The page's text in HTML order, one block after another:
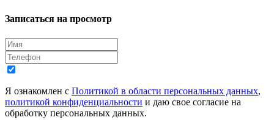
Записаться на просмотр
Я ознакомлен с Политикой в области персональных данных,
политикой конфиденциальности и даю свое согласие на
обработку персональных данных.